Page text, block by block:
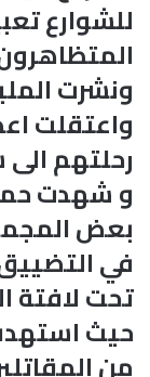
للشوارع
ونشرت
واعتقلت
رحلتهم
و شهدت
بعض
في
تحت لافتة
حيث
من